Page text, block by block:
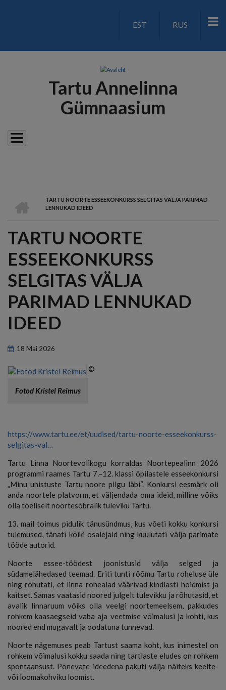
LANGUAGE
EST RUS
Tartu Annelinna
Gümnaasium
LEIVAPURU
TARTU NOORTE ESSEEKONKURSS SELGITAS VÄLJA PARIMAD
LENNUKAD IDEED
TARTU NOORTE
ESSEEKONKURSS
SELGITAS VÄLJA
PARIMAD LENNUKAD
IDEED
18 Mai 2026
Fotod Kristel Reimus
©
https://www.tartu.ee/et/uudised/tartu-noorte-esseekonkurss-
selgitas-val…
Tartu Linna Noortevolikogu korraldas Noortepealinn 2026
programmi raames Tartu 7.–12. klassi õpilastele esseekonkursi
„Minu unistuste Tartu noore pilgu läbi“. Konkursi eesmärk oli
anda noortele platvorm, et väljendada oma ideid, milline võiks
olla tõeliselt noortesõbralik tuleviku Tartu.
13. mail toimus pidulik tänusündmus, kus võeti kokku konkursi
tulemused, tänati kõiki osalejaid ning kuulutati välja parimate
tööde autorid.
Noorte essee-töödest joonistusid välja selged ja
südamelähedased teemad. Eriti tunti rõõmu Tartu roheluse üle
ning rõhutati, et linna rohealad väärivad kindlasti hoidmist ja
kaitset. Samas vaatasid noored julgelt tulevikku ja rõhutasid, et
avalik linnaruum võiks olla veelgi noortemeelsem, pakkudes
rohkem kaasaegseid vaba aja veetmise võimalusi ja kohti, kus
noored end mugavalt ja oodatuna tunnevad.
Noorte nägemuses peab Tartust saama koht, kus inimestel on
rohkem võimalusi kokku saada ning tartlaste eludes on rohkem
spontaansust. Põnevate ideedena pakuti välja näiteks keelte-
või loomakohviku loomist.